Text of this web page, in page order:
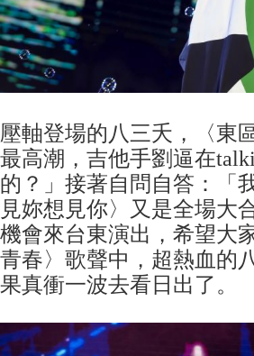
壓軸登場的八三夭，〈東
最高潮，吉他手劉逼在
的？」接著自問自答：「
見妳想見你〉又是全場大
機會來台東演出，希望大
青春〉歌聲中，超熱血的
果真衝一波去看日出了。